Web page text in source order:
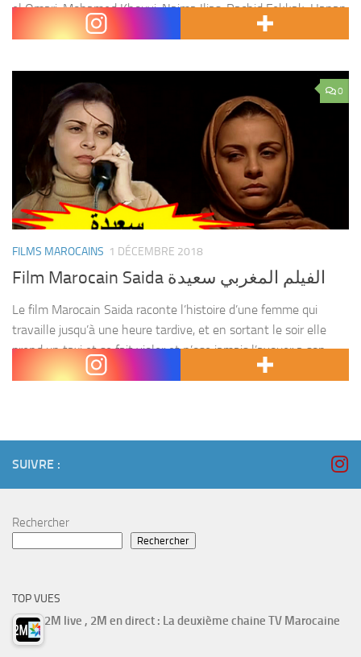
el Omari, Mohamed Khouyi, Naima Ilias, Rachid Fekkak, Hanan
Ben Moussa, Mehdi Ouazani Film : Dilemme , hayra...
0
FILMS MAROCAINS 1 DÉCEMBRE 2018
Film Marocain Saida الفيلم المغربي سعيدة
Le film Marocain Saida raconte l’histoire d’une femme qui
travaille jusqu’à une heure tardive, et en sortant le soir elle
prend un taxi et se fait violer et n’ose jamais l’avouer a son
SUIVRE :
Rechercher
Rechercher
TOP VUES
2M live , 2M en direct : La deuxième chaine TV Marocaine